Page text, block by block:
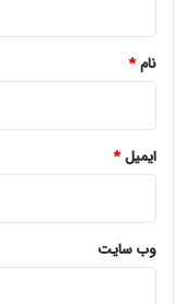
نام*
ایمیل*
وب‌ سایت